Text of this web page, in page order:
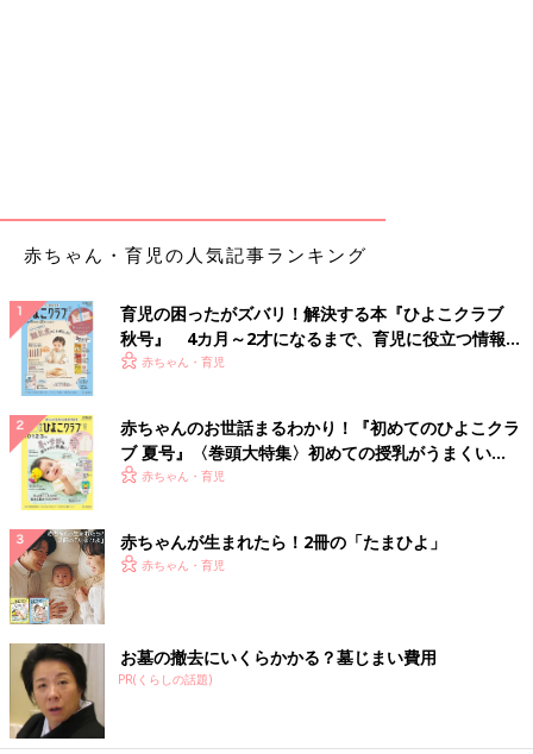
赤ちゃん・育児の人気記事ランキング
育児の困ったがズバリ！解決する本『ひよこクラブ
秋号』 4カ月～2才になるまで、育児に役立つ情報が
いっぱい！
赤ちゃん・育児
赤ちゃんのお世話まるわかり！『初めてのひよこクラ
ブ 夏号』〈巻頭大特集〉初めての授乳がうまくい
く！ おっぱい・ミルクの基本と夏のトラブル 解決テ
赤ちゃん・育児
赤ちゃんが生まれたら！2冊の「たまひよ」
赤ちゃん・育児
お墓の撤去にいくらかかる？墓じまい費用
PR(くらしの話題)